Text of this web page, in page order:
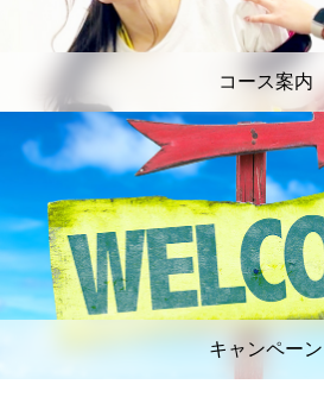
コース案内
キャンペーン